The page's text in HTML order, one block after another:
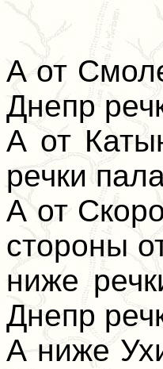
А от
Днепр
А от
речки
А от
стороны
ниже
Днепр
А ниже